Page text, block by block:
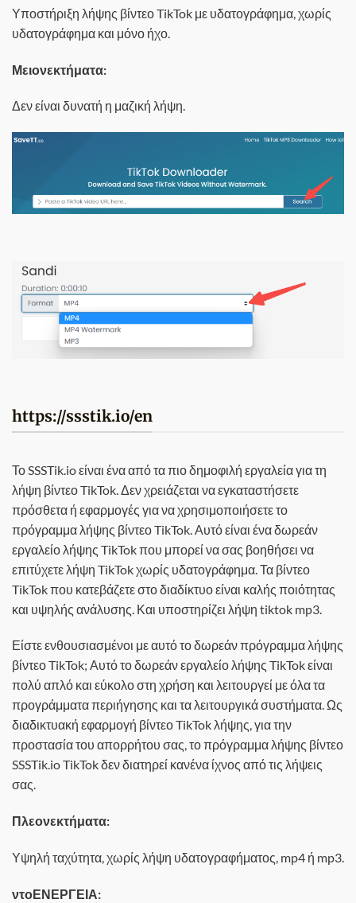
Υποστήριξη λήψης βίντεο TikTok με υδατογράφημα, χωρίς
υδατογράφημα και μόνο ήχο.
Μειονεκτήματα:
Δεν είναι δυνατή η μαζική λήψη.
https://ssstik.io/en
Το SSSTik.io είναι ένα από τα πιο δημοφιλή εργαλεία για τη
λήψη βίντεο TikTok. Δεν χρειάζεται να εγκαταστήσετε
πρόσθετα ή εφαρμογές για να χρησιμοποιήσετε το
πρόγραμμα λήψης βίντεο TikTok. Αυτό είναι ένα δωρεάν
εργαλείο λήψης TikTok που μπορεί να σας βοηθήσει να
επιτύχετε λήψη TikTok χωρίς υδατογράφημα. Τα βίντεο
TikTok που κατεβάζετε στο διαδίκτυο είναι καλής ποιότητας
και υψηλής ανάλυσης. Και υποστηρίζει λήψη tiktok mp3.
Είστε ενθουσιασμένοι με αυτό το δωρεάν πρόγραμμα λήψης
βίντεο TikTok; Αυτό το δωρεάν εργαλείο λήψης TikTok είναι
πολύ απλό και εύκολο στη χρήση και λειτουργεί με όλα τα
προγράμματα περιήγησης και τα λειτουργικά συστήματα. Ως
διαδικτυακή εφαρμογή βίντεο TikTok λήψης, για την
προστασία του απορρήτου σας, το πρόγραμμα λήψης βίντεο
SSSTik.io TikTok δεν διατηρεί κανένα ίχνος από τις λήψεις
σας.
Πλεονεκτήματα:
Υψηλή ταχύτητα, χωρίς λήψη υδατογραφήματος, mp4 ή mp3.
ντοΕΝΕΡΓΕΙΑ: